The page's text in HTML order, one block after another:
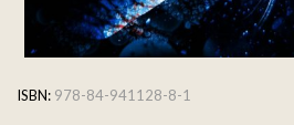
ISBN: 978-84-941128-8-1